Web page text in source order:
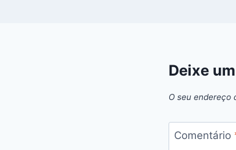
Deixe
O seu endereço
Comentário